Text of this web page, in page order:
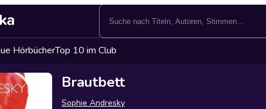
HörbücherTop 10 im Club
Brautbett
Sophie Andresky